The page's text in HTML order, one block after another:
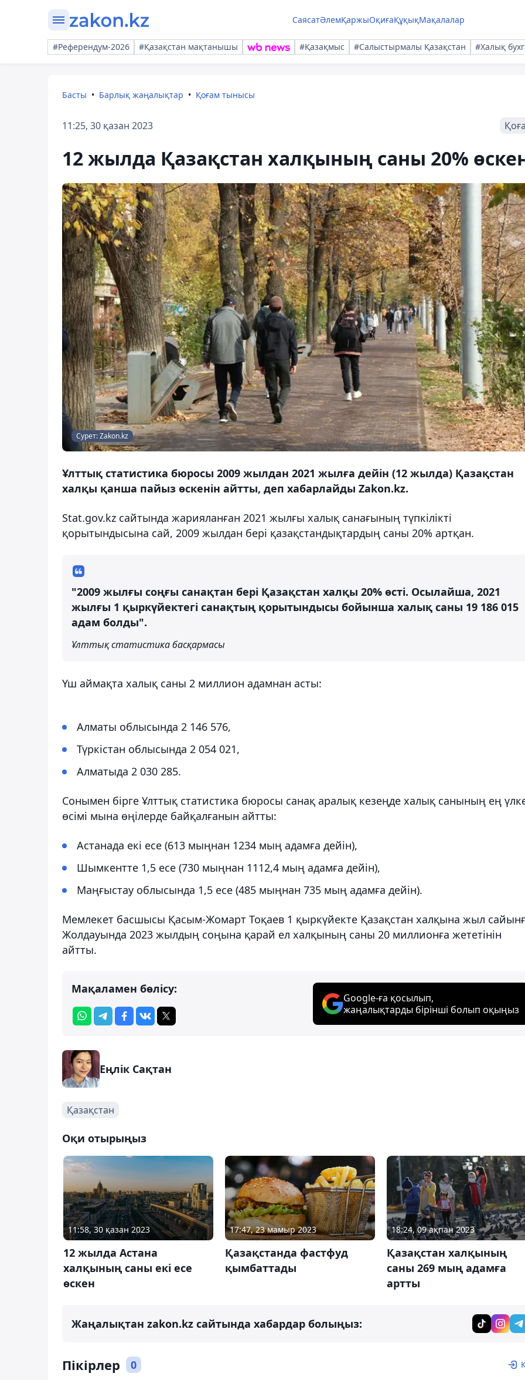
СаясатӘлемҚаржыОқиғаҚұқықМақалалар
#Референдум-2026 #Қазақстан мақтанышы #Қазақмыс #Салыстырмалы Қазақстан #Халық
Басты Барлық жаңалықтар Қоғам тынысы
11:25, 30 қазан 2023
12 жылда Қазақстан халқының саны 20%
Сурет: Zakon.kz
Ұлттық статистика бюросы 2009 жылдан 2021 жылға дейін (12 жылда) Қазақстан
халқы қанша пайыз өскенін айтты, деп хабарлайды Zakon.kz.
Stat.gov.kz сайтында жарияланған 2021 жылғы халық санағының түпкілікті
қорытындысына сай, 2009 жылдан бері қазақстандықтардың саны 20% артқан.
"2009 жылғы соңғы санақтан бері Қазақстан халқы 20% өсті. Осылайша, 2021
жылғы 1 қыркүйектегі санақтың қорытындысы бойынша халық саны 19 186 015
адам болды".
Ұлттық статистика басқармасы
Үш аймақта халық саны 2 миллион адамнан асты:
Алматы облысында 2 146 576,
Түркістан облысында 2 054 021,
Алматыда 2 030 285.
Сонымен бірге Ұлттық статистика бюросы санақ аралық кезеңде халық санының ең
өсімі мына өңілерде байқалғанын айтты:
Астанада екі есе (613 мыңнан 1234 мың адамға дейін),
Шымкентте 1,5 есе (730 мыңнан 1112,4 мың адамға дейін),
Маңғыстау облысында 1,5 есе (485 мыңнан 735 мың адамға дейін).
Мемлекет басшысы Қасым-Жомарт Тоқаев 1 қыркүйекте Қазақстан халқына жыл
Жолдауында 2023 жылдың соңына қарай ел халқының саны 20 миллионға жететінін
айтты.
Мақаламен бөлісу:
Google-ға қосылып,
жаңалықтарды бірінші болып оқыңыз
Еңлік Сақтан
Қазақстан
Оқи отырыңыз
11:58, 30 қазан 2023
12 жылда Астана
халқының саны екі есе
өскен
17:47, 23 мамыр 2023
Қазақстанда фастфуд
қымбаттады
18:24, 09 ақпан 2023
Қазақстан халқының
саны 269 мың адамға
артты
Жаңалықтан zakon.kz сайтында хабардар болыңыз:
Пікірлер 0